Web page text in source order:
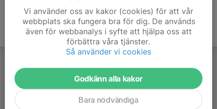
Vi använder oss av kakor (cookies) för att vår
webbplats ska fungera bra för dig. De används
även för webbanalys i syfte att hjälpa oss att
förbättra våra tjänster.
Så använder vi cookies
Godkänn alla kakor
Bara nödvändiga